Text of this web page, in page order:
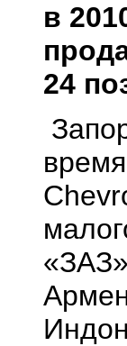
в
24